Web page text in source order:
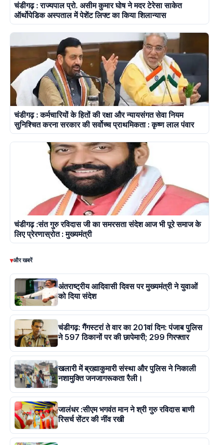
चंडीगढ़ : राज्यपाल प्रो. असीम कुमार घोष ने मदर टेरेसा साकेत
ऑर्थोपेडिक अस्पताल में पेशेंट लिफ्ट का किया शिलान्यास
चंडीगढ़ : कर्मचारियों के हितों की रक्षा और न्यायसंगत सेवा नियम
सुनिश्चित करना सरकार की सर्वोच्च प्राथमिकता : कृष्ण लाल पंवार
चंडीगढ़ :संत गुरु रविदास जी का समरसता संदेश आज भी पूरे समाज के
लिए प्रेरणास्रोत : मुख्यमंत्री
▾और खबरें
अंतराष्ट्रीय आदिवासी दिवस पर मुख्यमंत्री ने युवाओं
को दिया संदेश
चंडीगढ़: गैंगस्टरां ते वार का 201वां दिन: पंजाब पुलिस
ने 597 ठिकानों पर की छापेमारी; 299 गिरफ्तार
खलारी में ब्रह्माकुमारी संस्था और पुलिस ने निकाली
नशामुक्ति जनजागरूकता रैली।
जालंधर :सीएम भगवंत मान ने श्री गुरु रविदास बाणी
रिसर्च सेंटर की नींव रखी